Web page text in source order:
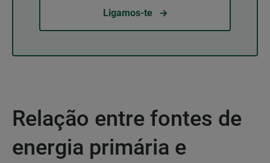
Ligamos-te
Relação entre fontes de
energia primária e